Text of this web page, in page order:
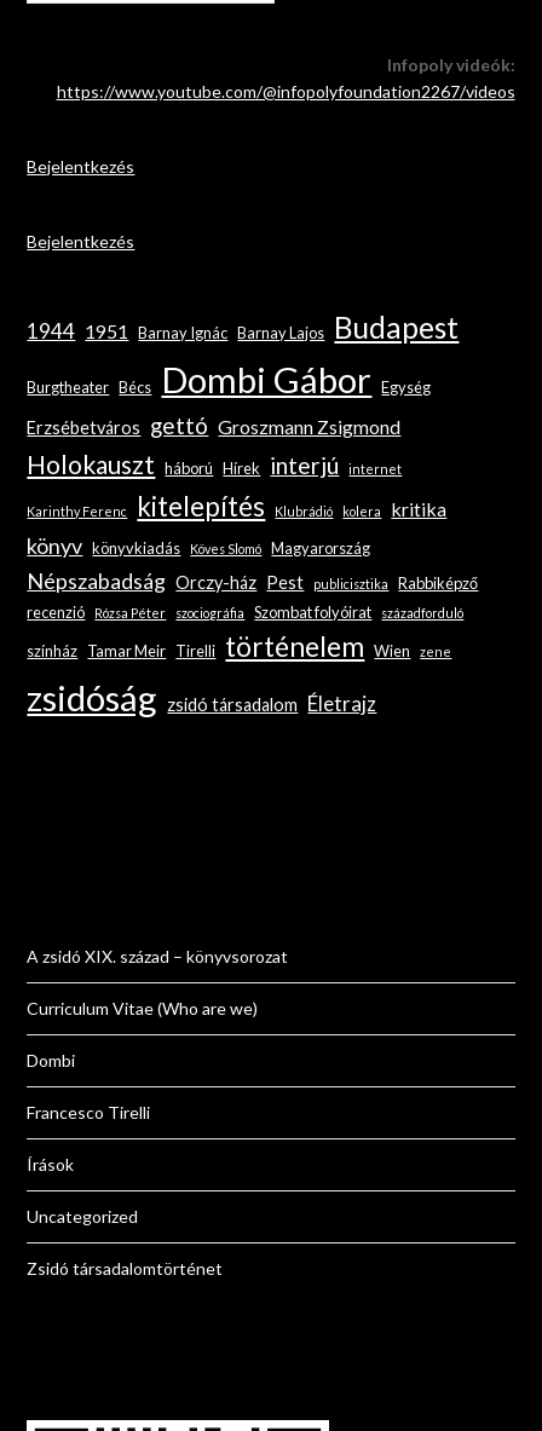
Infopoly videók:
https://www.youtube.com/@infopolyfoundation2267/videos
Bejelentkezés
Bejelentkezés
1944 1951 Barnay Ignác Barnay Lajos Budapest
Burgtheater Bécs Dombi Gábor Egység
Erzsébetváros gettó Groszmann Zsigmond
Holokauszt háború Hírek interjú internet
Karinthy Ferenc kitelepítés Klubrádió kolera kritika
könyv könyvkiadás Köves Slomó Magyarország
Népszabadság Orczy-ház Pest publicisztika
Rabbiképző
recenzió
Rózsa Péter szociográfia Szombat folyóirat századforduló
színház Tamar Meir Tirelli történelem Wien zene
zsidóság zsidó társadalom Életrajz
A zsidó XIX. század – könyvsorozat
Curriculum Vitae (Who are we)
Dombi
Francesco Tirelli
Írások
Uncategorized
Zsidó társadalomtörténet